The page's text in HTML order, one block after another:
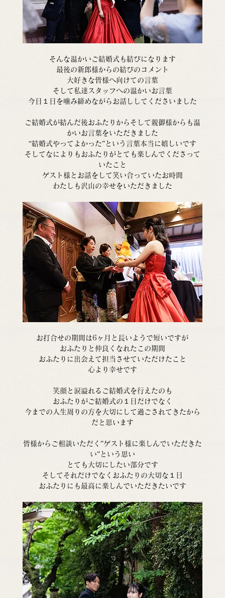
そんな温かいご結婚式も結びになります
最後の新郎様からの結びのコメント
大好きな皆様へ向けての言葉
そして私達スタッフへの温かいお言葉
今日１日を噛み締めながらお話ししてくださいました
ご結婚式が結んだ後おふたりからそして親御様からも温
かいお言葉をいただきました
“結婚式やってよかった”という言葉本当に嬉しいです
そしてなによりもおふたりがとても楽しんでくださって
いたこと
ゲスト様とお話をして笑い合っていたお時間
わたしも沢山の幸せをいただきました
お打合せの期間は6ヶ月と長いようで短いですが
おふたりと仲良くなれたこの期間
おふたりに出会えて担当させていただけたこと
心より幸せです
笑顔と涙溢れるご結婚式を行えたのも
おふたりがご結婚式の１日だけでなく
今までの人生周りの方を大切にして過ごされてきたから
だと思います
皆様からご相談いただく”ゲスト様に楽しんでいただきた
い”という思い
とても大切にしたい部分です
そしてそれだけでなくおふたりの大切な１日
おふたりにも最高に楽しんでいただきたいです